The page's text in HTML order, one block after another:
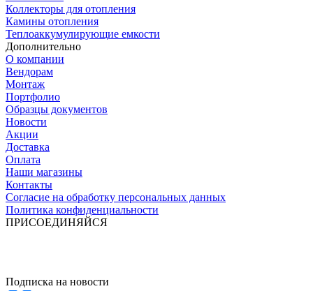
Коллекторы для отопления
Камины отопления
Теплоаккумулирующие емкости
Дополнительно
О компании
Вендорам
Монтаж
Портфолио
Образцы документов
Новости
Акции
Доставка
Оплата
Наши магазины
Контакты
Согласие на обработку персональных данных
Политика конфиденциальности
ПРИСОЕДИНЯЙСЯ
Подписка на новости